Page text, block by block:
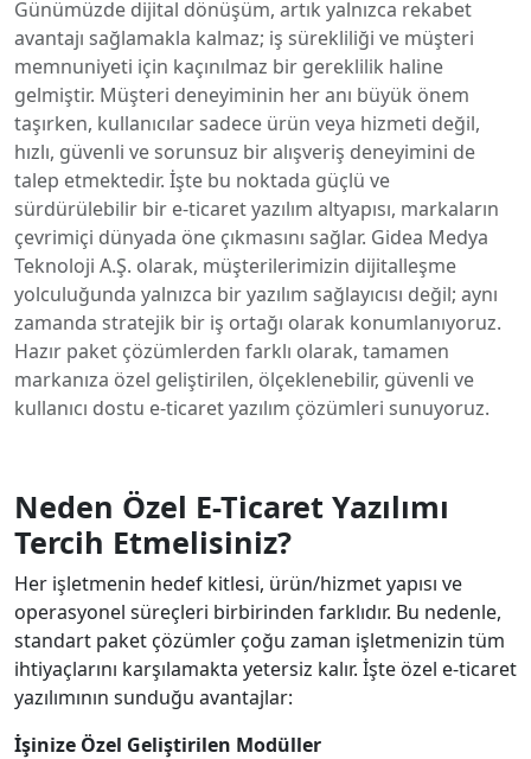
Günümüzde dijital dönüşüm, artık yalnızca rekabet
avantajı sağlamakla kalmaz; iş sürekliliği ve müşteri
memnuniyeti için kaçınılmaz bir gereklilik haline
gelmiştir. Müşteri deneyiminin her anı büyük önem
taşırken, kullanıcılar sadece ürün veya hizmeti değil,
hızlı, güvenli ve sorunsuz bir alışveriş deneyimini de
talep etmektedir. İşte bu noktada güçlü ve
sürdürülebilir bir e-ticaret yazılım altyapısı, markaların
çevrimiçi dünyada öne çıkmasını sağlar. Gidea Medya
Teknoloji A.Ş. olarak, müşterilerimizin dijitalleşme
yolculuğunda yalnızca bir yazılım sağlayıcısı değil; aynı
zamanda stratejik bir iş ortağı olarak konumlanıyoruz.
Hazır paket çözümlerden farklı olarak, tamamen
markanıza özel geliştirilen, ölçeklenebilir, güvenli ve
kullanıcı dostu e-ticaret yazılım çözümleri sunuyoruz.
Neden Özel E-Ticaret Yazılımı
Tercih Etmelisiniz?
Her işletmenin hedef kitlesi, ürün/hizmet yapısı ve
operasyonel süreçleri birbirinden farklıdır. Bu nedenle,
standart paket çözümler çoğu zaman işletmenizin tüm
ihtiyaçlarını karşılamakta yetersiz kalır. İşte özel e-ticaret
yazılımının sunduğu avantajlar:
İşinize Özel Geliştirilen Modüller